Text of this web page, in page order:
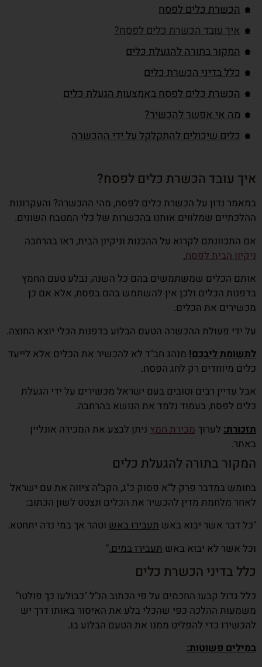
הכשרת כלים לפסח
איך עובד הכשרת כלים לפסח?
המקור בתורה להגעלת כלים
כלל בדיני הכשרת כלים
הכשרת כלים לפסח באמצעות הגעלת כלים
מה אי אפשר להכשיר?
כלים שיכולים להתקלקל על ידי ההכשרה
איך עובד הכשרת כלים לפסח?
במאמר נדון על הכשרת כלים לפסח, מהי ההכשרה? והעקרונות
ההלכתיים שמלווים אותנו בהכשרות של כלי המטבח השונים.
אם התכוונתם לקרוא על ההכנות וניקיון הבית, ראו בהרחבה
ניקיון הבית לפסח.
אותם הכלים שמשתמשים בהם כל השנה, נבלע טעם החמץ
בדפנות הכלים ולכן אין להשתמש בהם בפסח, אלא אם כן
מכשירים את הכלים.
על ידי פעולת ההכשרה הטעם הבלוע בדפנות הכלי יוצא החוצה.
לתשומת ליבכם! מנהג חב"ד לא להכשיר את הכלים אלא לייעד
כלים מיוחדים רק לחג הפסח.
אבל עדיין רבים וטובים בעם ישראל מכשירים על ידי הגעלת
כלים לפסח, בעמוד נלמד את הנושא בהרחבה.
תזכורת: לערוך מכירת חמץ ניתן לבצע את המכירה אונליין
באתר.
המקור בתורה להגעלת כלים
בחומש במדבר פרק ל"א פסוק כ"ג, הקב"ה ציווה את עם ישראל
לאחר מלחמת מדין להכשיר את הכלים ונצטט לשון הכתוב:
"כל דבר אשר יבוא באש תעבירו באש וטהר אך במי נדה יתחטא.
וכל אשר לא יבוא באש תעבירו במים."
כלל בדיני הכשרת כלים
כלל גדול קבעו החכמים על פי הכתוב הנ"ל "כבולעו כך פולטו"
משמעות ההלכה כפי שהכלי בלע את האיסור באותו דרך יש
להכשירו כדי להפליט ממנו את הטעם הבלוע בו.
במילים פשוטות: